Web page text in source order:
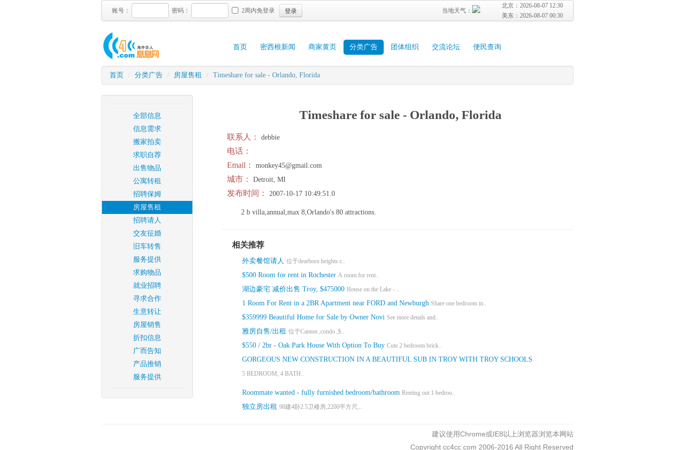
账号： 密码： 2周内免登录 登录
北京： 2026-08-07 12:30
美东： 2026-08-07 00:30
当地天气：
首页 密西根新闻 商家黄页 分类广告 团体组织 交流论坛 便民查询
首页 / 分类广告 / 房屋售租 / Timeshare for sale - Orlando, Florida
全部信息
信息需求
搬家拍卖
求职自荐
出售物品
公寓转租
招聘保姆
房屋售租
招聘请人
交友征婚
旧车转售
服务提供
求购物品
就业招聘
寻求合作
生意转让
房屋销售
折扣信息
广而告知
产品推销
服务提供
Timeshare for sale - Orlando, Florida
联系人： debbie
电话：
Email：
monkey45@gmail.com
城市： Detroit, MI
发布时间： 2007-10-17 10:49:51.0
2 b villa,annual,max 8,Orlando's 80 attractions.
相关推荐
外卖餐馆请人 位于dearborn heights c..
$500 Room for rent in Rochester A room for rent..
湖边豪宅 减价出售 Troy, $475000 House on the Lake - ..
1 Room For Rent in a 2BR Apartment near FORD and Newburgh Share one bedroom in..
$359999 Beautiful Home for Sale by Owner Novi See more details and..
雅房自售/出租 位于Canton ,condo ,$..
$550 / 2br - Oak Park House With Option To Buy Cute 2 bedroom brick..
GORGEOUS NEW CONSTRUCTION IN A BEAUTIFUL SUB IN TROY WITH TROY SCHOOLS
5 BEDROOM, 4 BATH..
Roommate wanted - fully furnished bedroom/bathroom Renting out 1 bedroo..
独立房出租 98建4卧2.5卫楼房,2200平方尺,..
建议使用Chrome或IE8以上浏览器浏览本网站
Copyright cc4cc.com 2006-2016 All Right Reserved